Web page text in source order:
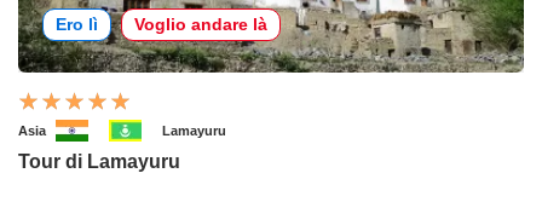
Ero lì Voglio andare là
Asia Lamayuru
Tour di Lamayuru